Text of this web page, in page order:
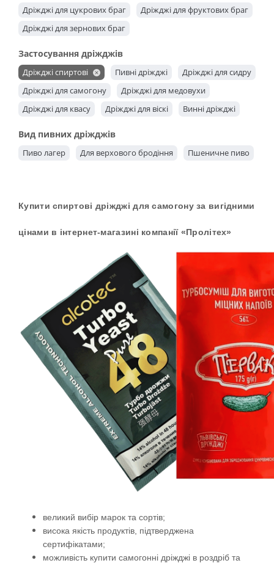
Дріжджі для цукрових браг
Дріжджі для фруктових браг
Дріжджі для зернових браг
Застосування дріжджів
Дріжджі спиртові Пивні дріжджі
Дріжджі для сидру
Дріжджі для самогону
Дріжджі для медовухи
Дріжджі для квасу
Дріжджі для віскі Винні дріжджі
Вид пивних дріжджів
Пиво лагер Для верхового бродіння Пшеничне пиво
Купити спиртові дріжджі для самогону за вигідними
цінами в інтернет-магазині компанії «Пролітех»
великий вибір марок та сортів;
висока якість продуктів, підтверджена
сертифікатами;
можливість купити самогонні дріжджі в роздріб та